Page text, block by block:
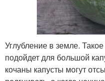
Углубление в земле.
подойдет для большой
кочаны капусты могут